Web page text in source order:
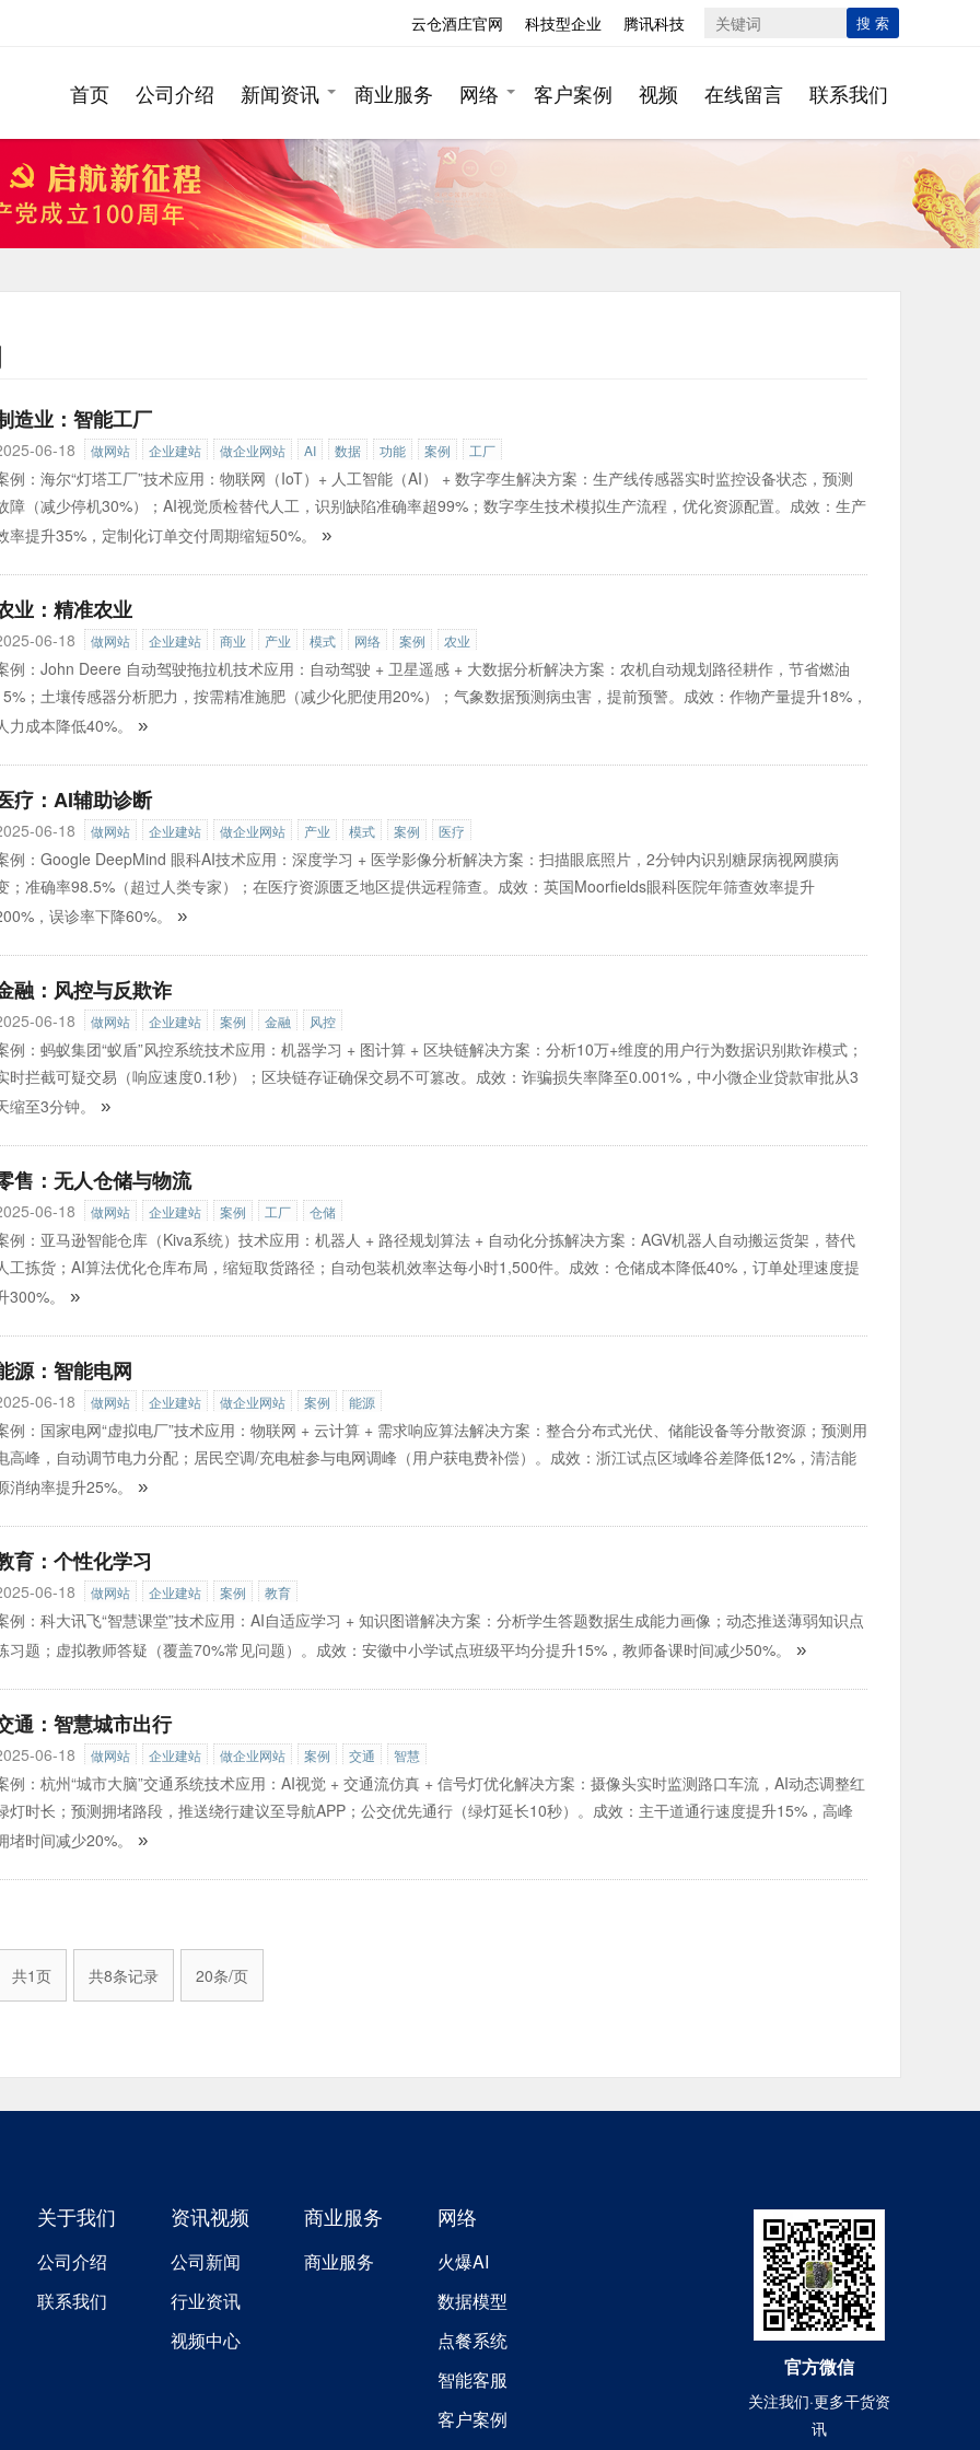
云仓酒庄官网 科技型企业 腾讯科技 搜 索
首页 公司介绍 新闻资讯 商业服务 网络 客户案例 视频 在线留言 联系我们
造业：智能工厂
06-18 做网站 企业建站 做企业网站 AI 数据 功能 案例 工厂
例：海尔“灯塔工厂”技术应用：物联网（IoT）+ 人工智能（AI） + 数字孪生解决方案：生产线传感器实时监控设备状态，预测
障（减少停机30%）；AI视觉质检替代人工，识别缺陷准确率超99%；数字孪生技术模拟生产流程，优化资源配置。成效：生产
率提升35%，定制化订单交付周期缩短50%。
»
业：精准农业
06-18 做网站 企业建站 商业 产业 模式 网络 案例 农业
例：John Deere 自动驾驶拖拉机技术应用：自动驾驶 + 卫星遥感 + 大数据分析解决方案：农机自动规划路径耕作，节省燃油
；土壤传感器分析肥力，按需精准施肥（减少化肥使用20%）；气象数据预测病虫害，提前预警。成效：作物产量提升18%，
力成本降低40%。
»
疗：AI辅助诊断
06-18 做网站 企业建站 做企业网站 产业 模式 案例 医疗
例：Google DeepMind 眼科AI技术应用：深度学习 + 医学影像分析解决方案：扫描眼底照片，2分钟内识别糖尿病视网膜病
；准确率98.5%（超过人类专家）；在医疗资源匮乏地区提供远程筛查。成效：英国Moorfields眼科医院年筛查效率提升
，误诊率下降60%。
»
融：风控与反欺诈
06-18 做网站 企业建站 案例 金融 风控
例：蚂蚁集团“蚁盾”风控系统技术应用：机器学习 + 图计算 + 区块链解决方案：分析10万+维度的用户行为数据识别欺诈模式；
时拦截可疑交易（响应速度0.1秒）；区块链存证确保交易不可篡改。成效：诈骗损失率降至0.001%，中小微企业贷款审批从3
缩至3分钟。
»
售：无人仓储与物流
06-18 做网站 企业建站 案例 工厂 仓储
例：亚马逊智能仓库（Kiva系统）技术应用：机器人 + 路径规划算法 + 自动化分拣解决方案：AGV机器人自动搬运货架，替代
工拣货；AI算法优化仓库布局，缩短取货路径；自动包装机效率达每小时1,500件。成效：仓储成本降低40%，订单处理速度提
300%。
»
源：智能电网
06-18 做网站 企业建站 做企业网站 案例 能源
例：国家电网“虚拟电厂”技术应用：物联网 + 云计算 + 需求响应算法解决方案：整合分布式光伏、储能设备等分散资源；预测用
高峰，自动调节电力分配；居民空调/充电桩参与电网调峰（用户获电费补偿）。成效：浙江试点区域峰谷差降低12%，清洁能
消纳率提升25%。
»
育：个性化学习
06-18 做网站 企业建站 案例 教育
例：科大讯飞“智慧课堂”技术应用：AI自适应学习 + 知识图谱解决方案：分析学生答题数据生成能力画像；动态推送薄弱知识点
习题；虚拟教师答疑（覆盖70%常见问题）。成效：安徽中小学试点班级平均分提升15%，教师备课时间减少50%。
»
通：智慧城市出行
06-18 做网站 企业建站 做企业网站 案例 交通 智慧
例：杭州“城市大脑”交通系统技术应用：AI视觉 + 交通流仿真 + 信号灯优化解决方案：摄像头实时监测路口车流，AI动态调整红
灯时长；预测拥堵路段，推送绕行建议至导航APP；公交优先通行（绿灯延长10秒）。成效：主干道通行速度提升15%，高峰
堵时间减少20%。
»
共1页 共8条记录 20条/页
关于我们
公司介绍
联系我们
资讯视频
公司新闻
行业资讯
视频中心
商业服务
商业服务
网络
火爆AI
数据模型
点餐系统
智能客服
客户案例
官方微信
关注我们·更多干货资
讯